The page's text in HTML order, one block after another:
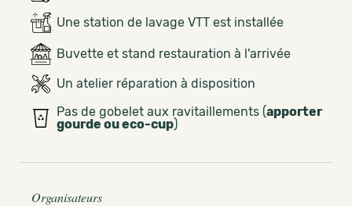
Une station de lavage VTT est installée
Buvette et stand restauration à l'arrivée
Un atelier réparation à disposition
Pas de gobelet aux ravitaillements (apporter
gourde ou eco-cup)
Organisateurs